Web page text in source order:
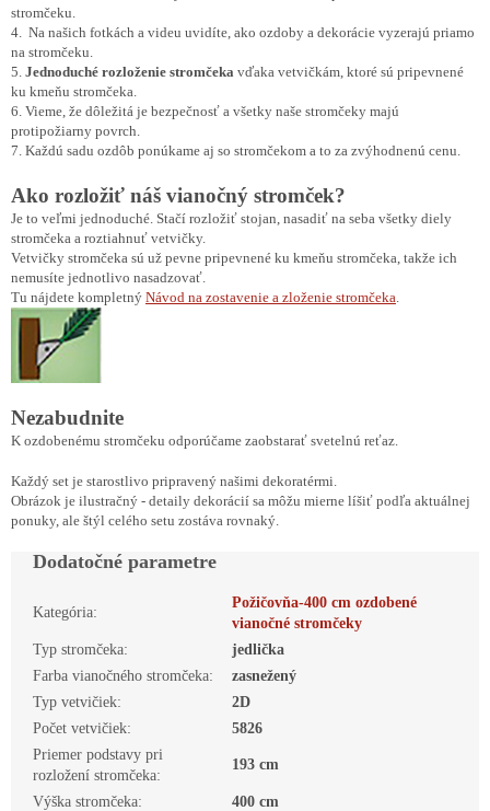
stromčeku.
4. Na našich fotkách a videu uvidíte, ako ozdoby a dekorácie vyzerajú priamo
na stromčeku.
5. Jednoduché rozloženie stromčeka vďaka vetvičkám, ktoré sú pripevnené
ku kmeňu stromčeka.
6. Vieme, že dôležitá je bezpečnosť a všetky naše stromčeky majú
protipožiarny povrch.
7. Každú sadu ozdôb ponúkame aj so stromčekom a to za zvýhodnenú cenu.
Ako rozložiť náš vianočný stromček?
Je to veľmi jednoduché. Stačí rozložiť stojan, nasadiť na seba všetky diely
stromčeka a roztiahnuť vetvičky.
Vetvičky stromčeka sú už pevne pripevnené ku kmeňu stromčeka, takže ich
nemusíte jednotlivo nasadzovať.
Tu nájdete kompletný Návod na zostavenie a zloženie stromčeka
Nezabudnite
K ozdobenému stromčeku odporúčame zaobstarať svetelnú reťaz.
Každý set je starostlivo pripravený našimi dekoratérmi.
Obrázok je ilustračný - detaily dekorácií sa môžu mierne líšiť podľa aktuálnej
ponuky, ale štýl celého setu zostáva rovnaký.
Dodatočné parametre
Kategória:
Požičovňa-400 cm ozdobené
vianočné stromčeky
Typ stromčeka:
jedlička
Farba vianočného stromčeka:
zasnežený
Typ vetvičiek:
2D
Počet vetvičiek:
5826
Priemer podstavy pri
rozložení stromčeka:
193 cm
Výška stromčeka:
400 cm